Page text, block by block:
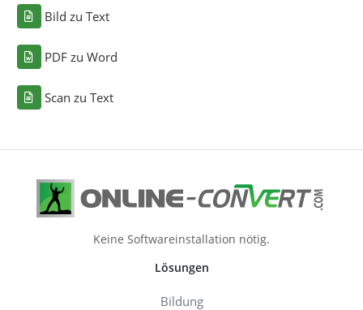
Bild zu Text
PDF zu Word
Scan zu Text
Keine Softwareinstallation nötig.
Lösungen
Bildung